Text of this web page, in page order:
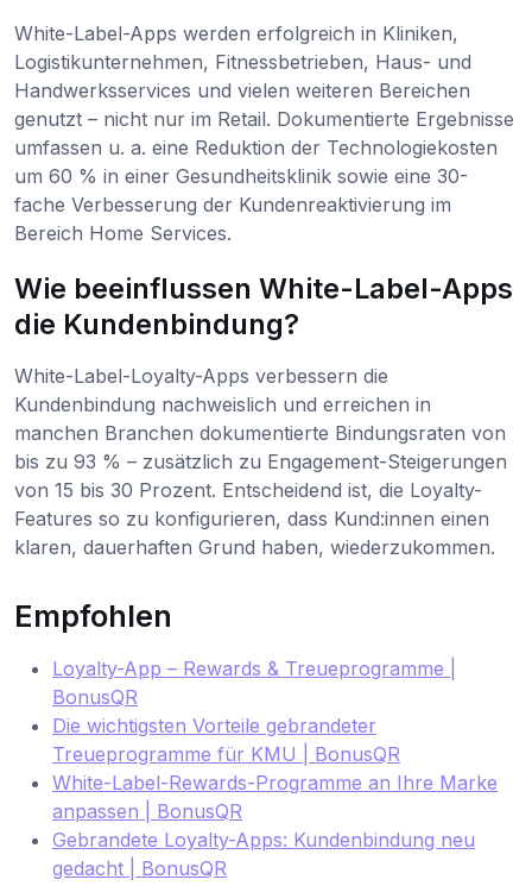
White-Label-Apps werden erfolgreich in Kliniken,
Logistikunternehmen, Fitnessbetrieben, Haus- und
Handwerksservices und vielen weiteren Bereichen
genutzt – nicht nur im Retail. Dokumentierte Ergebnisse
umfassen u. a. eine Reduktion der Technologiekosten
um 60 % in einer Gesundheitsklinik sowie eine 30-
fache Verbesserung der Kundenreaktivierung im
Bereich Home Services.
Wie beeinflussen White-Label-Apps
die Kundenbindung?
White-Label-Loyalty-Apps verbessern die
Kundenbindung nachweislich und erreichen in
manchen Branchen dokumentierte Bindungsraten von
bis zu 93 % – zusätzlich zu Engagement-Steigerungen
von 15 bis 30 Prozent. Entscheidend ist, die Loyalty-
Features so zu konfigurieren, dass Kund:innen einen
klaren, dauerhaften Grund haben, wiederzukommen.
Empfohlen
Loyalty-App – Rewards & Treueprogramme |
BonusQR
Die wichtigsten Vorteile gebrandeter
Treueprogramme für KMU | BonusQR
White-Label-Rewards-Programme an Ihre Marke
anpassen | BonusQR
Gebrandete Loyalty-Apps: Kundenbindung neu
gedacht | BonusQR